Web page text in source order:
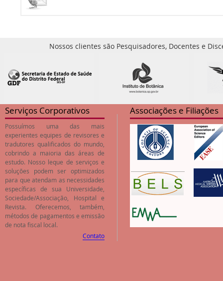
Nossos clientes são Pesquisadores, Docentes e
Serviços Corporativos
Possuímos uma das mais
experientes equipes de revisores e
tradutores qualificados do mundo,
cobrindo a maioria das áreas de
estudo. Nosso leque de serviços e
soluções podem ser optimizados
para que atendam as necessidades
específicas de sua Universidade,
Sociedade/Associação, Hospital e
Revista. Oferecemos, também,
métodos de pagamentos e emissão
de nota fiscal local.
Contato
Associações e Filiações